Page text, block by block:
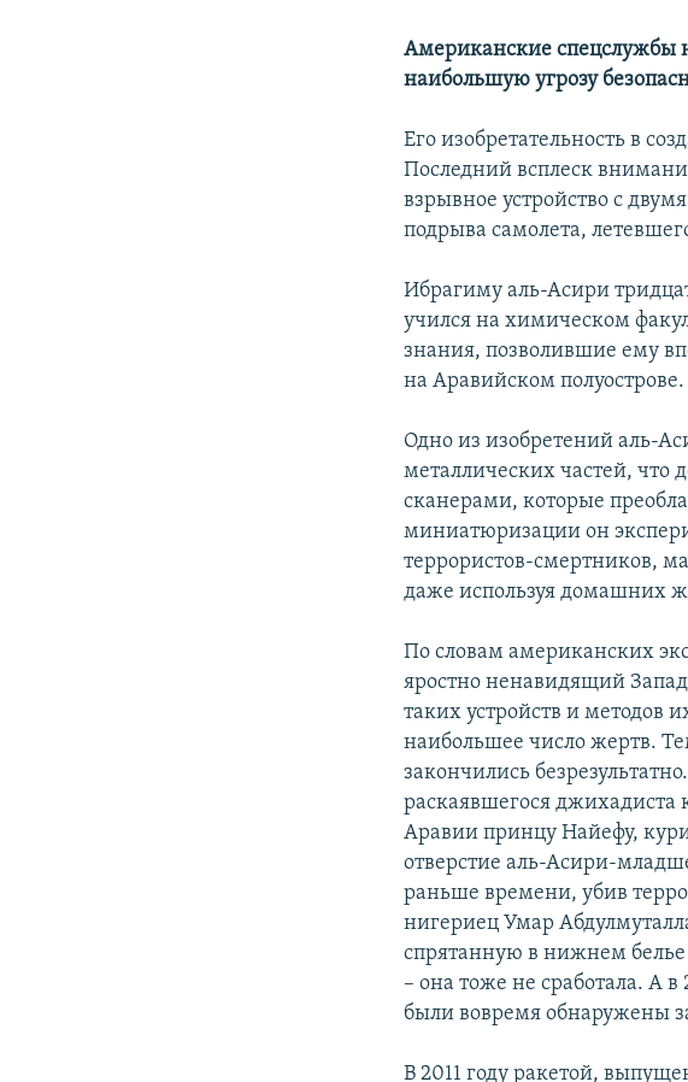
Американские спецслужбы
наибольшую угрозу
Его изобретательность в
Последний всплеск
взрывное устройство с
подрыва самолета,
Ибрагиму аль-Асири
учился на химическом
знания, позволившие ему
на Аравийском полуострове.
Одно из изобретений аль-
металлических частей,
сканерами, которые
миниатюризации он
террористов-смертников,
даже используя домашних
По словам американских
яростно ненавидящий
таких устройств и методов
наибольшее число жертв.
закончились
раскаявшегося джихадиста
Аравии принцу Найефу,
отверстие аль-Асири-
раньше времени, убив
нигериец Умар
cпрятанную в нижнем белье
– она тоже не сработала. А
были вовремя обнаружены
В 2011 году ракетой,